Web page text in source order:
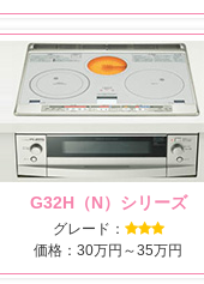
G32H（N）シリーズ
グレード：
価格：30万円～35万円